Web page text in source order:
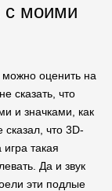
с моими
оценить на
сказать, что
и значками, как
что 3D-
такая
Да и звук
эти подлые